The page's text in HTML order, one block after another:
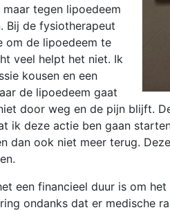
tegen lipoedeem
Bij de fysiotherapeut
om de lipoedeem te
veel helpt het niet. Ik
kousen en een
de lipoedeem gaat
door weg en de pijn blijft.
ik deze actie ben gaan
dan ook niet meer terug.
een financieel duur is om
ondanks dat er medische